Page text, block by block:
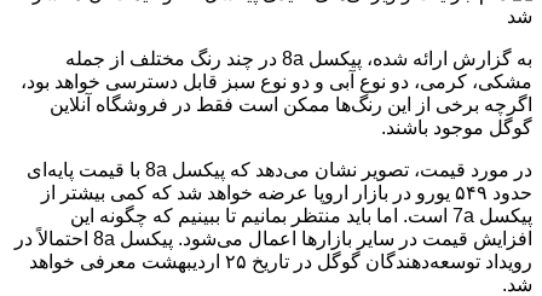
به گزارش ارائه شده، پیکسل 8a در چند رنگ مختلف از جمله
مشکی، کرمی، دو نوع آبی و دو نوع سبز قابل دسترسی خواهد بود،
اگرچه برخی از این رنگ‌ها ممکن است فقط در فروشگاه آنلاین
گوگل موجود باشند.
در مورد قیمت، تصویر نشان می‌دهد که پیکسل 8a با قیمت پایه‌ای
حدود ۵۴۹ یورو در بازار اروپا عرضه خواهد شد که کمی بیشتر از
پیکسل 7a است. اما باید منتظر بمانیم تا ببینیم که چگونه این
افزایش قیمت در سایر بازارها اعمال می‌شود. پیکسل 8a احتمالاً در
رویداد توسعه‌دهندگان گوگل در تاریخ ۲۵ اردیبهشت معرفی خواهد
شد.